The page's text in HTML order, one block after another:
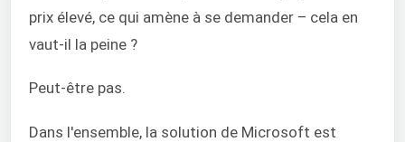
prix élevé, ce qui amène à se demander – cela en
vaut-il la peine ?
Peut-être pas.
Dans l'ensemble, la solution de Microsoft est